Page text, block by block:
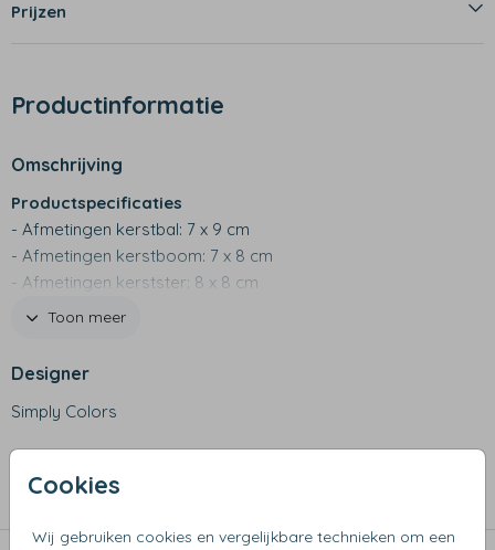
Cookies
Wij gebruiken cookies en vergelijkbare technieken om een
Prijzen
Productinformatie
Omschrijving
Productspecificaties
- Afmetingen kerstbal: 7 x 9 cm
- Afmetingen kerstboom: 7 x 8 cm
- Afmetingen kerstster: 8 x 8 cm
- Materiaal: hout
Toon meer
Designer
Simply Colors
Collectie
Kerstornamenten